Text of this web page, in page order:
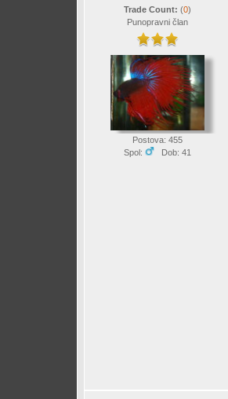
Trade Count: (0)
Punopravni član
Postova: 455
Spol:
Dob: 41